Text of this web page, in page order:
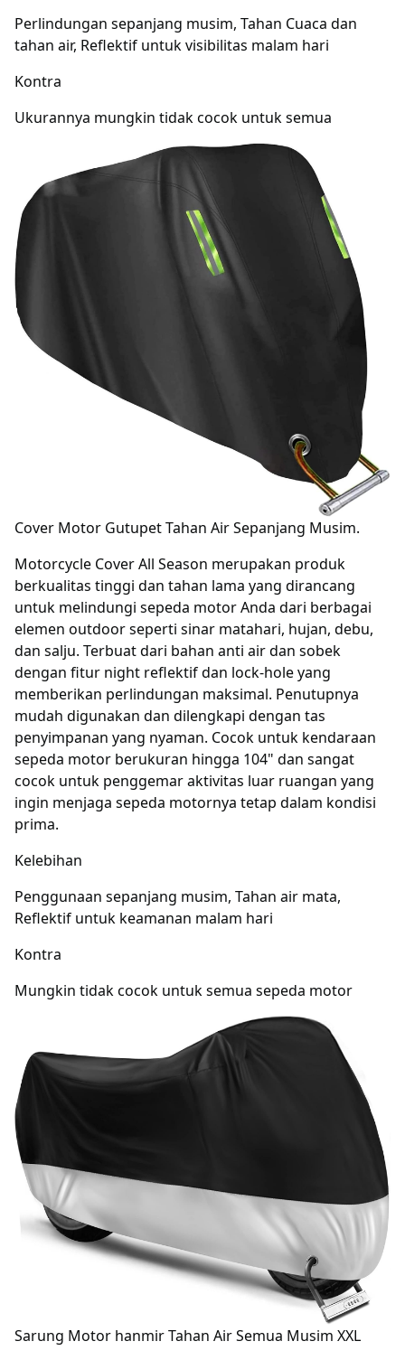
Perlindungan sepanjang musim, Tahan Cuaca dan
tahan air, Reflektif untuk visibilitas malam hari
Kontra
Ukurannya mungkin tidak cocok untuk semua
Cover Motor Gutupet Tahan Air Sepanjang Musim.
Motorcycle Cover All Season merupakan produk
berkualitas tinggi dan tahan lama yang dirancang
untuk melindungi sepeda motor Anda dari berbagai
elemen outdoor seperti sinar matahari, hujan, debu,
dan salju. Terbuat dari bahan anti air dan sobek
dengan fitur night reflektif dan lock-hole yang
memberikan perlindungan maksimal. Penutupnya
mudah digunakan dan dilengkapi dengan tas
penyimpanan yang nyaman. Cocok untuk kendaraan
sepeda motor berukuran hingga 104" dan sangat
cocok untuk penggemar aktivitas luar ruangan yang
ingin menjaga sepeda motornya tetap dalam kondisi
prima.
Kelebihan
Penggunaan sepanjang musim, Tahan air mata,
Reflektif untuk keamanan malam hari
Kontra
Mungkin tidak cocok untuk semua sepeda motor
Sarung Motor hanmir Tahan Air Semua Musim XXL